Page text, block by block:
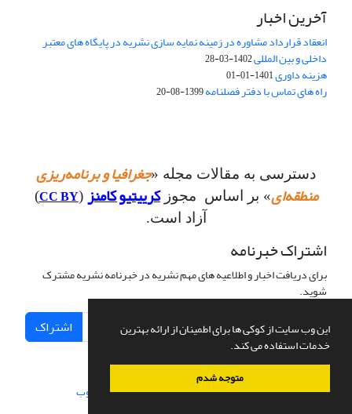
این وب سایت از کوکی ها برای اطمینان از ارائه بهترین
خدمات استفاده می کند.
متوجه شدم
آخرین اخبار
انعقاد قرارداد مشاوره در زمینه نمایه سازی نشریه در پایگاه های معتبر
داخلی و بین المللی1402-03-28
هزینه داوری1401-01-01
راه های تماس با دفتر فصلنامه1399-08-20
دسترسی به مقالات مجله «جغرافیا و برنامه‌ریزی
منطقه‌ای» بر اساس مجوزکرییتیو کامنز (
CC BY
)
آزاد است.
اشتراک خبرنامه
برای دریافت اخبار و اطلاعیه های مهم نشریه در خبرنامه نشریه مشترک
شوید.
اشتراک
سامانه مدیریت نشریات علمی.طراحی و پیاده سازی از سیناوب